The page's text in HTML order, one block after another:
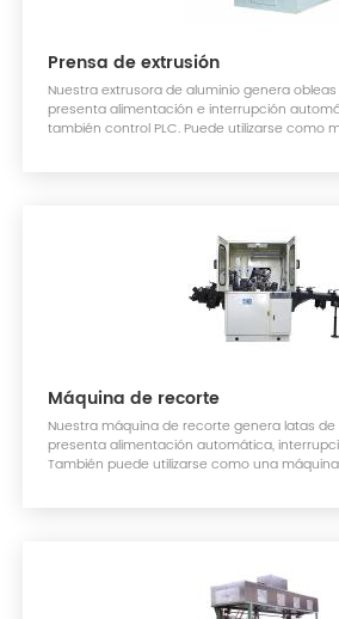
Prensa de extrusión
Nuestra extrusora de aluminio genera
presenta alimentación e interrupción
también control PLC. Puede utilizarse como
Máquina de recorte
Nuestra máquina de recorte genera latas
presenta alimentación automática,
También puede utilizarse como una